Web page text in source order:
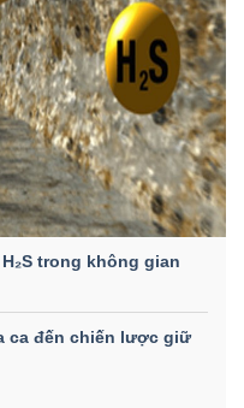
trong không gian
ca đến chiến lược giữ